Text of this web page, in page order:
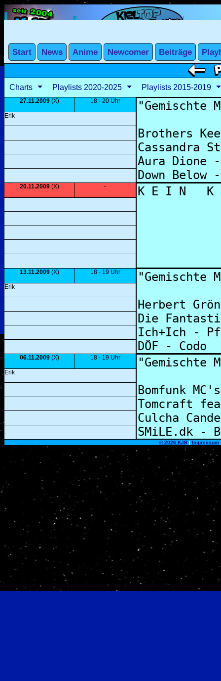
Charts Playlists 2020-2025 Playlists 2015-2019
27.11.2009 (X) 18 - 20 Uhr
Erik
20.11.2009 (X) -
13.11.2009 (X) 18 - 19 Uhr
Erik
06.11.2009 (X) 18 - 19 Uhr
Erik
©2026 KJR| Impressum